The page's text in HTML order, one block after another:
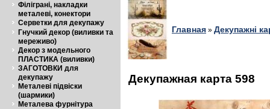
Філіграні, накладки
металеві, конектори
Серветки для декупажу
Гнучкий декор (виливки та
мереживо)
Декор з модельного
ПЛАСТИКА (виливки)
ЗАГОТОВКИ для
декупажу
Металеві підвіски
(шармики)
Металева фурнітура
Главная » Декупажні
Декупажная карта 598